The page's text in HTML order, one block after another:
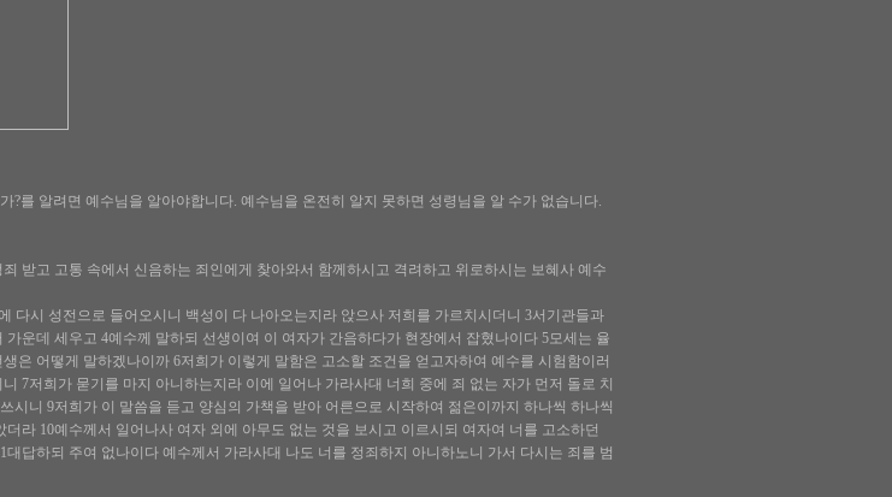
?를 알려면 예수님을 알아야합니다. 예수님을 온전히 알지 못하면 성령님을 알 수가 없습니다.
받고 고통 속에서 신음하는 죄인에게 찾아와서 함께하시고 격려하고 위로하시는 보혜사 예수
다시 성전으로 들어오시니 백성이 다 나아오는지라 앉으사 저희를 가르치시더니 3서기관들과
운데 세우고 4예수께 말하되 선생이여 이 여자가 간음하다가 현장에서 잡혔나이다 5모세는 율
은 어떻게 말하겠나이까 6저희가 이렇게 말함은 고소할 조건을 얻고자하여 예수를 시험함이러
7저희가 묻기를 마지 아니하는지라 이에 일어나 가라사대 너희 중에 죄 없는 자가 먼저 돌로 치
시니 9저희가 이 말씀을 듣고 양심의 가책을 받아 어른으로 시작하여 젊은이까지 하나씩 하나씩
라 10예수께서 일어나사 여자 외에 아무도 없는 것을 보시고 이르시되 여자여 너를 고소하던
답하되 주여 없나이다 예수께서 가라사대 나도 너를 정죄하지 아니하노니 가서 다시는 죄를 범